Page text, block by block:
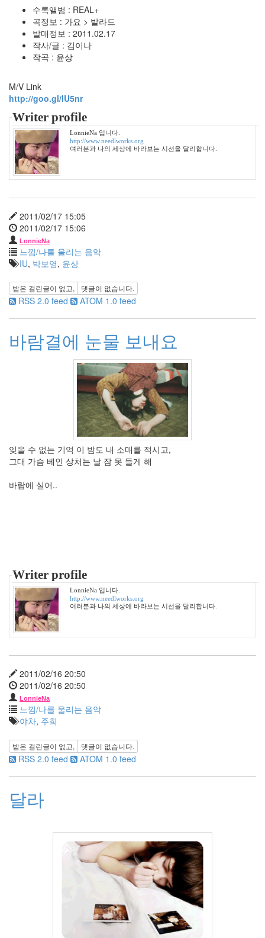
수록앨범 : REAL+
곡정보 : 가요 > 발라드
발매정보 : 2011.02.17
작사/글 : 김이나
작곡 : 윤상
M/V Link
http://goo.gl/lU5nr
Writer profile
LonnieNa 입니다.
http://www.needlworks.org
여러분과 나의 세상에 바라보는 시선을 달리합니다.
2011/02/17 15:05
2011/02/17 15:06
LonnieNa
느낌/나를 울리는 음악
IU, 박보영, 윤상
받은 걸린글이 없고, 댓글이 없습니다.
RSS 2.0 feed ATOM 1.0 feed
바람결에 눈물 보내요
잊을 수 없는 기억 이 밤도 내 소매를 적시고,
그대 가슴 베인 상처는 날 잠 못 들게 해
바람에 실어..
Writer profile
LonnieNa 입니다.
http://www.needlworks.org
여러분과 나의 세상에 바라보는 시선을 달리합니다.
2011/02/16 20:50
2011/02/16 20:50
LonnieNa
느낌/나를 울리는 음악
야차, 주희
받은 걸린글이 없고, 댓글이 없습니다.
RSS 2.0 feed ATOM 1.0 feed
달라
Notices
우
정
By
LonnieNa
나
랑
똑
이
은
딸
By
LonnieNa
사
랑
의
조
By
LonnieNa
1002
2004
48
년
8
월
34
2005
년
44
2005
6
월
1
2005
년
월
4
8
월